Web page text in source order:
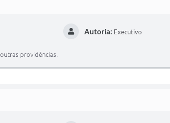
Autoria: Executivo
providências.